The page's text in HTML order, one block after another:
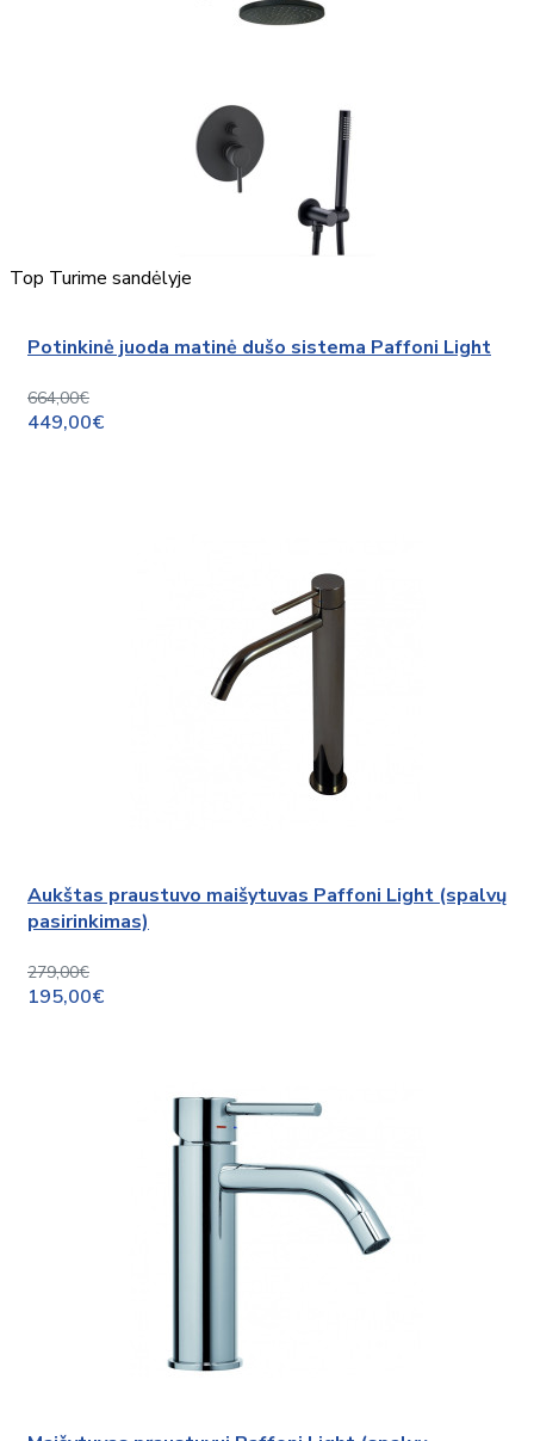
Top Turime sandėlyje
Potinkinė juoda matinė dušo sistema Paffoni Light
664,00€
449,00€
Aukštas praustuvo maišytuvas Paffoni Light (spalvų
pasirinkimas)
279,00€
195,00€